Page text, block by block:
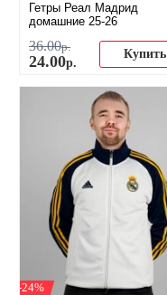
Гетры Реал Мадрид
домашние 25-26
36.00р.
24.00р.
Купить
-24%